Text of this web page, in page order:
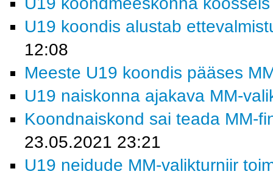
U19 koondis alustab
12:08
Meeste U19 koondis pääses
U19 naiskonna ajakava MM-
Koondnaiskond sai teada MM-
23.05.2021 23:21
U19 neidude MM-valikturniir